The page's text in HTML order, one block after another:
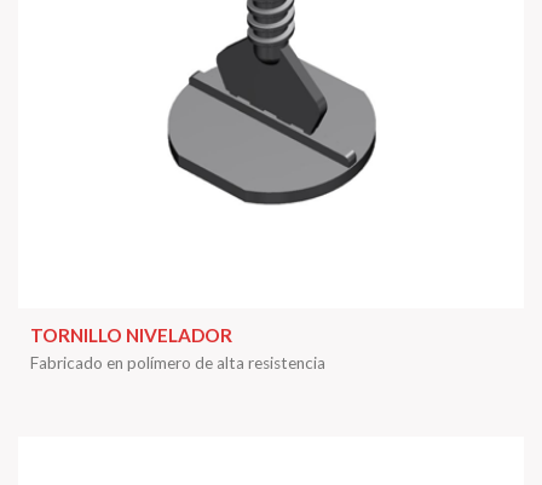
TORNILLO NIVELADOR
Fabricado en polímero de alta resistencia